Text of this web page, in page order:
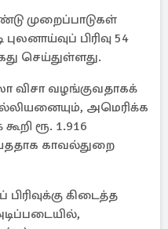
முறைப்பாடுகள்
பிரிவு 54
செய்துள்ளது.
விசா வழங்குவதாகக்
அமெரிக்க
ரூ. 1.916
காவல்துறை
கிடைத்த